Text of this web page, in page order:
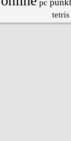
pc
tetris